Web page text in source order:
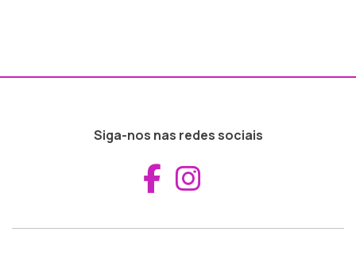
Siga-nos nas redes sociais
Aceder ao